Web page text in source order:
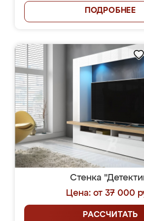
ПОДРОБНЕЕ
Стенка
Цена: от 37 000
РАССЧИТАТЬ